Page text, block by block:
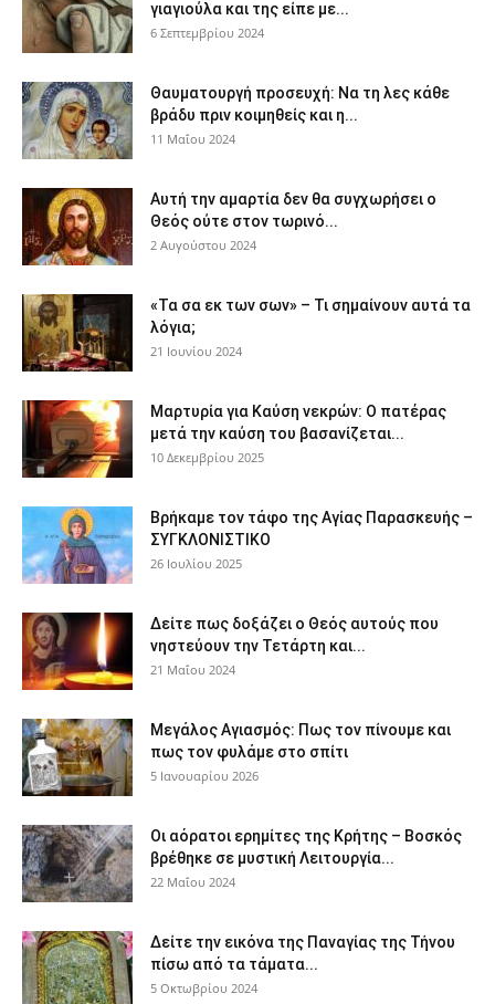
γιαγιούλα και της είπε με...
6 Σεπτεμβρίου 2024
Θαυματουργή προσευχή: Να τη λες κάθε
βράδυ πριν κοιμηθείς και η...
11 Μαΐου 2024
Αυτή την αμαρτία δεν θα συγχωρήσει ο
Θεός ούτε στον τωρινό...
2 Αυγούστου 2024
«Τα σα εκ των σων» – Τι σημαίνουν αυτά τα
λόγια;
21 Ιουνίου 2024
Μαρτυρία για Καύση νεκρών: Ο πατέρας
μετά την καύση του βασανίζεται...
10 Δεκεμβρίου 2025
Βρήκαμε τον τάφο της Αγίας Παρασκευής –
ΣΥΓΚΛΟΝΙΣΤΙΚΟ
26 Ιουλίου 2025
Δείτε πως δοξάζει ο Θεός αυτούς που
νηστεύουν την Τετάρτη και...
21 Μαΐου 2024
Μεγάλος Αγιασμός: Πως τον πίνουμε και
πως τον φυλάμε στο σπίτι
5 Ιανουαρίου 2026
Οι αόρατοι ερημίτες της Κρήτης – Βοσκός
βρέθηκε σε μυστική Λειτουργία...
22 Μαΐου 2024
Δείτε την εικόνα της Παναγίας της Τήνου
πίσω από τα τάματα...
5 Οκτωβρίου 2024